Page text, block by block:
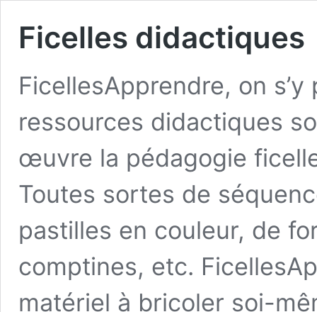
Ficelles didactiques
FicellesApprendre, on
ressources didactiques
œuvre la pédagogie
Toutes sortes de
pastilles en couleur, de
comptines, etc.
matériel à bricoler soi-